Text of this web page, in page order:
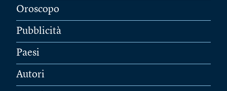
Oroscopo
Pubblicità
Paesi
Autori